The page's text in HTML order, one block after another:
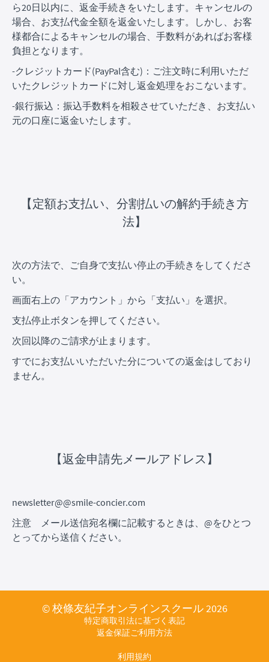
ら20日以内に、返金手続きをいたします。キャンセルの
場合、お支払代金全額を返金いたします。しかし、お客
様都合によるキャンセルの場合、手数料があればお客様
負担となります。
-クレジットカード(PayPal含む)：ご注文時に利用いただ
いたクレジットカードに対し返金処理をおこないます。
-銀行振込：振込手数料を相殺させていただき、お支払い
元の口座に返金いたします。
【定額お支払い、分割払いの解約手続き方
法】
次の方法で、ご自身で支払い停止の手続きをしてくださ
い。
画面右上の「アカウント」から「支払い」を選択。
支払停止ボタンを押してください。
次回以降のご請求が止まります。
すでにお支払いいただいた分についての返金はしており
ません。
【返金申請先メールアドレス】
newsletter@@smile-concier.com
注意 メール送信宛名欄に記載するときは、@をひとつ
とってから送信ください。
© 校條友紀子オンラインスクール 2026
特定商取引法に基づく表記
返金保証ご利用方法
利用規約